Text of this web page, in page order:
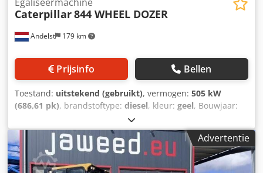
Andelst 179 km
Caterpillar844 WHEEL DOZER
Prijsinfo Bellen
Toestand: uitstekend (gebruikt), vermogen: 505 kW
(686,61 pk), brandstoftype: diesel, kleur: geel, Bouwjaar:
17.863 h, Bouwjaar: 2009 Aandrijving:
Wiel CE-markering: ja Technische staat: zeer goed
Optische staat: zeer goed Prijs: Op aanvraag Dkedpfsuu
Dipox Agdor
Advertentie